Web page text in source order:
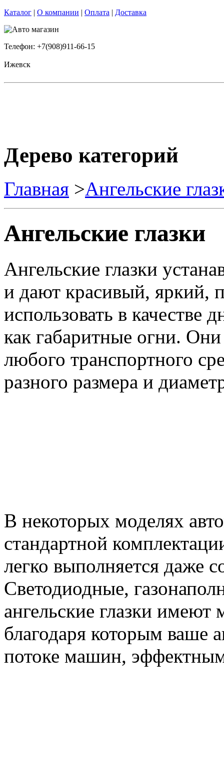
Каталог | О компании | Оплата | Доставка
Телефон: +7(908)911-66-15
Ижевск
Дерево категорий
Главная >Ангельские
Ангельские глазки
Ангельские глазки
и дают красивый, яркий,
использовать в
как габаритные огни.
любого транспортного
разного размера и
В некоторых моделях
стандартной
легко выполняется даже
Светодиодные,
ангельские глазки имеют
благодаря которым ваше
потоке машин,